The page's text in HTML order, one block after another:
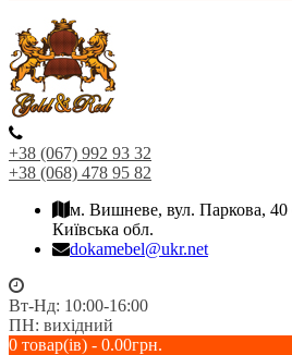
+38 (067) 992 93 32
+38 (068) 478 95 82
м. Вишневе, вул. Паркова,
Київська обл.
dokamebel@ukr.net
Вт-Нд: 10:00-16:00
ПН: вихідний
0 товар(ів) - 0.00грн.